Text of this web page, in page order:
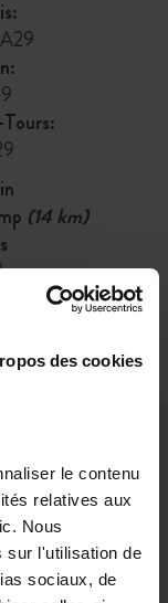
des cookies
le contenu
relatives aux
Nous
sur l'utilisation de
sociaux, de
(14 km)
→ Aankomst aan
van Huttopia